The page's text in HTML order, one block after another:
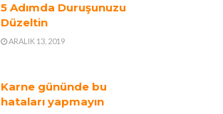
5 Adımda Duruşunuzu
Düzeltin
ARALIK 13, 2019
Karne gününde bu
hataları yapmayın